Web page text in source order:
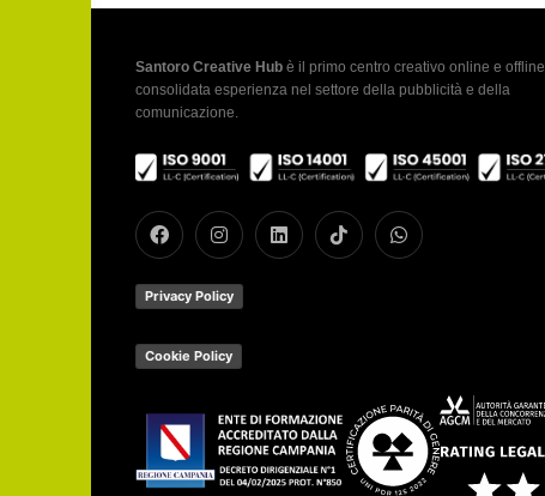
Santoro Creative Hubè il primo centro creativo online e
consolidata esperienza nel settore della pubblicità e della
comunicazione.
Privacy Policy
Cookie Policy